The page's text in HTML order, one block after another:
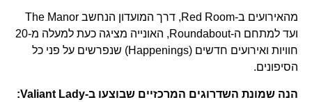
מהאירועים ב-Red Room, דרך המועדון הנחשב The Manor
ועד למתחם ה-Roundabout, האונייה מציגה כעת למעלה מ-20
חוויות ואירועים חדשים (Happenings) שנפרשים על פני כל
הסיפונים.
הנה שמונת השדרוגים המרכזיים שבוצעו ב-Valiant Lady: